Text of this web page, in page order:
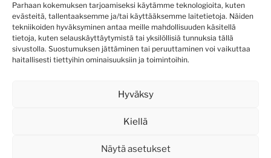
Parhaan kokemuksen tarjoamiseksi käytämme teknologioita, kuten
evästeitä, tallentaaksemme ja/tai käyttääksemme laitetietoja. Näiden
tekniikoiden hyväksyminen antaa meille mahdollisuuden käsitellä
tietoja, kuten selauskäyttäytymistä tai yksilöllisiä tunnuksia tällä
sivustolla. Suostumuksen jättäminen tai peruuttaminen voi vaikuttaa
haitallisesti tiettyihin ominaisuuksiin ja toimintoihin.
Hyväksy
Kiellä
Näytä asetukset
Sisältösyöte
Kommenttisyöte